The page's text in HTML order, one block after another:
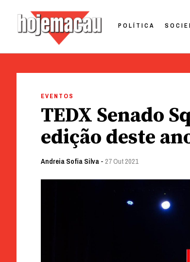
POLÍTICA
EVENTOS
TEDX Senado
edição deste
Andreia Sofia Silva- 27 Out 2021